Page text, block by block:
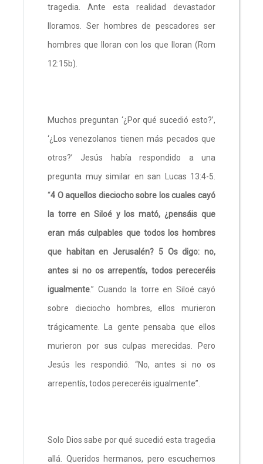
tragedia. Ante esta realidad devastador
lloramos. Ser hombres de pescadores ser
hombres que lloran con los que lloran (Rom
12:15b).
Muchos preguntan ‘¿Por qué sucedió esto?’,
‘¿Los venezolanos tienen más pecados que
otros?’ Jesús había respondido a una
pregunta muy similar en san Lucas 13:4-5.
“4 O aquellos dieciocho sobre los cuales cayó
la torre en Siloé y los mató, ¿pensáis que
eran más culpables que todos los hombres
que habitan en Jerusalén? 5 Os digo: no,
antes si no os arrepentís, todos pereceréis
igualmente.” Cuando la torre en Siloé cayó
sobre dieciocho hombres, ellos murieron
trágicamente. La gente pensaba que ellos
murieron por sus culpas merecidas. Pero
Jesús les respondió. “No, antes si no os
arrepentís, todos pereceréis igualmente”.
Solo Dios sabe por qué sucedió esta tragedia
allá. Queridos hermanos, pero escuchemos